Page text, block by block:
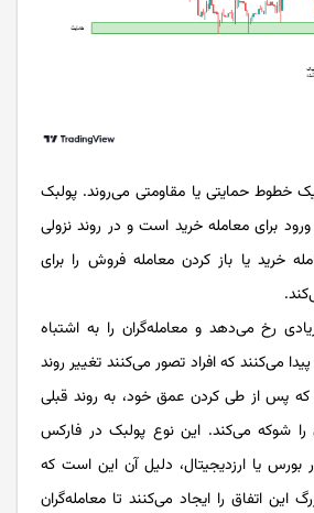
خطوط حمایتی یا مقاومتی می‌روند. پولبک
برای معامله خرید است و در روند نزولی
خرید یا باز کردن معامله فروش را برای
رخ می‌دهد و معامله‌گران را به اشتباه
می‌کنند که افراد تصور می‌کنند تغییر روند
پس از طی کردن عمق خود، به روند قبلی
را شوکه می‌کند. این نوع پولبک در فارکس
یا ارزدیجیتال، دلیل آن این است که
این اتفاق را ایجاد می‌کنند تا معامله‌گران